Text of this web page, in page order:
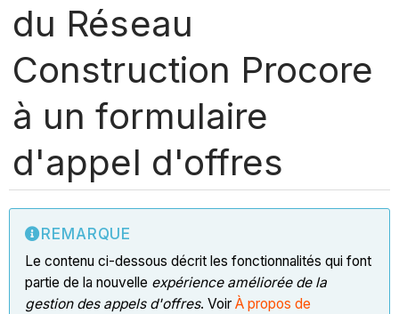
du Réseau
Construction Procore
à un formulaire
d'appel d'offres
REMARQUE
Le contenu ci-dessous décrit les fonctionnalités qui font
partie de la nouvelle expérience améliorée de la
gestion des appels d'offres. VoirÀ propos de